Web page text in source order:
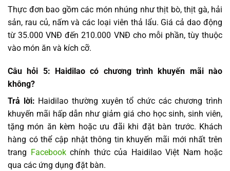
Thực đơn bao gồm các món nhúng như thịt bò, thịt gà, hải
sản, rau củ, nấm và các loại viên thả lẩu. Giá cả dao động
từ 35.000 VNĐ đến 210.000 VNĐ cho mỗi phần, tùy thuộc
vào món ăn và kích cỡ.
Câu hỏi 5: Haidilao có chương trình khuyến mãi nào
không?
Trả lời: Haidilao thường xuyên tổ chức các chương trình
khuyến mãi hấp dẫn như giảm giá cho học sinh, sinh viên,
tặng món ăn kèm hoặc ưu đãi khi đặt bàn trước. Khách
hàng có thể cập nhật thông tin khuyến mãi mới nhất trên
trang Facebookchính thức của Haidilao Việt Nam hoặc
qua các ứng dụng đặt bàn.